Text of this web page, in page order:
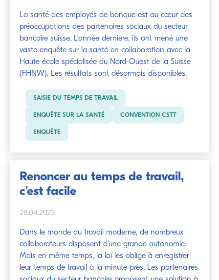
La santé des employés de banque est au cœur des
préoccupations des partenaires sociaux du secteur
bancaire suisse. L’année dernière, ils ont mené une
vaste enquête sur la santé en collaboration avec la
Haute école spécialisée du Nord-Ouest de la Suisse
(FHNW). Les résultats sont désormais disponibles.
SAISIE DU TEMPS DE TRAVAIL
ENQUÊTE SUR LA SANTÉ CONVENTION CSTT
ENQUÊTE
Renoncer au temps de travail,
c'est facile
28.04.2023
Dans le monde du travail moderne, de nombreux
collaborateurs disposent d'une grande autonomie.
Mais en même temps, la loi les oblige à enregistrer
leur temps de travail à la minute près. Les partenaires